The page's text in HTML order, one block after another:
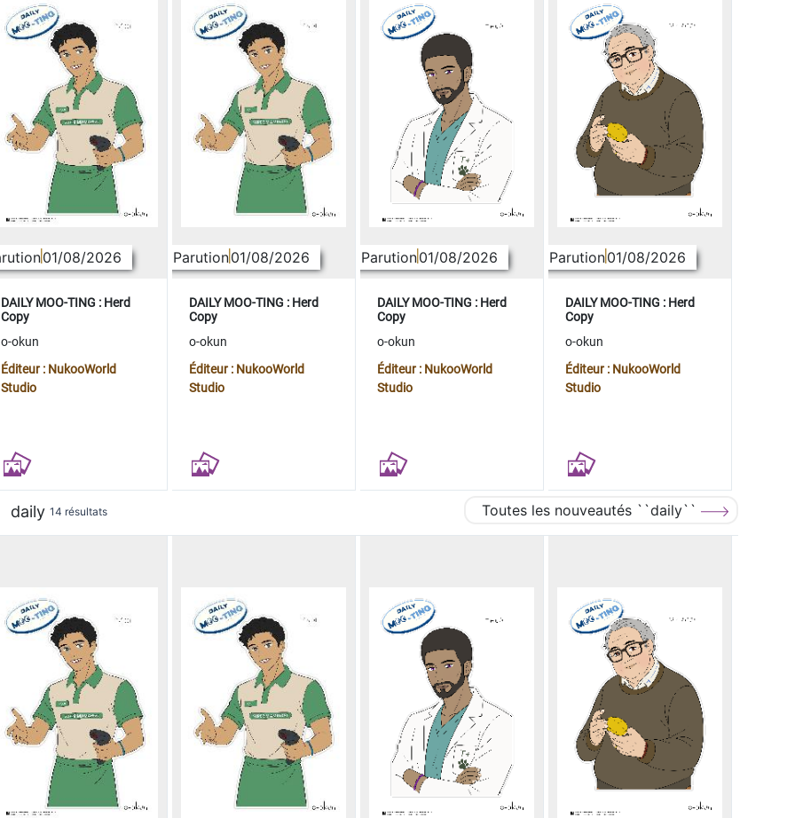
01/08/2026
DAILY MOO-TING : Herd
Copy
o-okun
Éditeur : NukooWorld
Studio
Parution01/08/2026
DAILY MOO-TING : Herd
Copy
o-okun
Éditeur : NukooWorld
Studio
Parution01/08/2026
DAILY MOO-TING : Herd
Copy
o-okun
Éditeur : NukooWorld
Studio
Parution01/08/2026
DAILY MOO-TING : Herd
Copy
o-okun
Éditeur : NukooWorld
Studio
daily 14 résultats Toutes les nouveautés ``daily``